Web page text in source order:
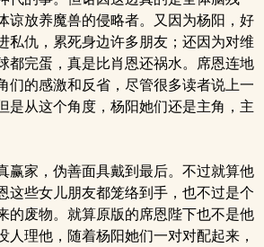
谅放养魔兽的侵略者。又因为杨阳，好
私仇，累死身边许多朋友；还因为对维
都完蛋，真是比肖恩还祸水。席恩连地
们的感激和反省，尽管很多读者说上一
是从这个角度，杨阳她们还是主角，主
赢家，伪善面具戴到最后。不过就算他
这些女儿朋友都笼络到手，也不过是个
的废物。就算原版的席恩陛下也不是他
人理他，随着杨阳她们一对对配起来，